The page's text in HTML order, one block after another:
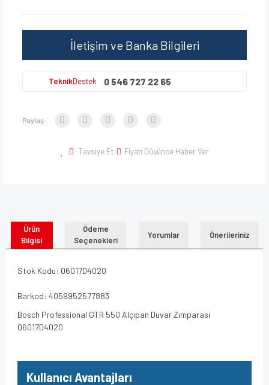
İletişim ve Banka Bilgileri
TeknikDestek 0 546 727 22 65
Paylaş:
Tavsiye Et Fiyatı Düşünce Haber Ver
Ürün
Bilgisi
Ödeme
Seçenekleri
Yorumlar Önerileriniz
Stok Kodu: 06017D4020
Barkod: 4059952577883
Bosch Professional GTR 550 Alçıpan Duvar Zımparası
06017D4020
Kullanıcı Avantajları